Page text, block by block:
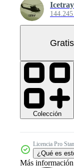
Colección
Licencia Pro
¿Qué es
Más información